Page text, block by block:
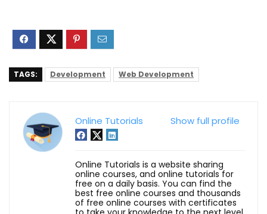
TAGS: Development Web Development
Show full profile
Online Tutorials
Online Tutorials is a website sharing
online courses, and online tutorials for
free on a daily basis. You can find the
best free online courses and thousands
of free online courses with certificates